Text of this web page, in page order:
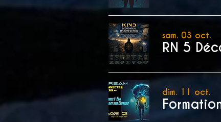
sam. 03 oct.
RN 5
dim. 11 oct.